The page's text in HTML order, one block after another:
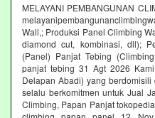
MELAYANI PEMBANGUNAN
Wall,; Produksi Panel Climbing
diamond cut, kombinasi, dll);
(Panel) Panjat Tebing
panjat tebing 31 Agt 2026
Delapan Abadi) yang
selalu berkomitmen untuk Jual
Climbing, Papan Panjat